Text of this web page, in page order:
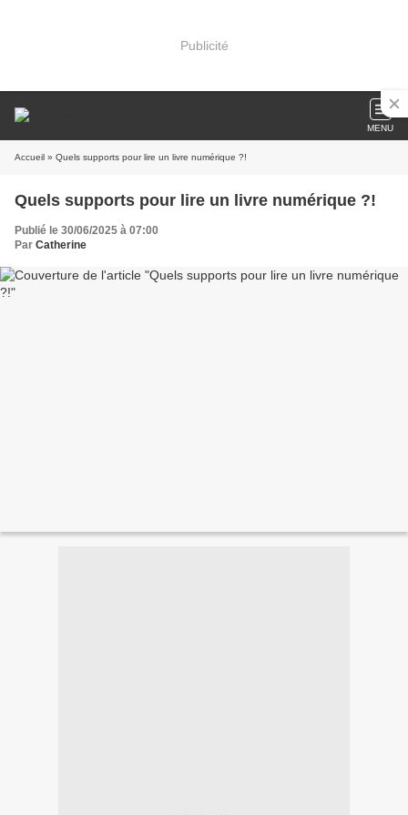
Publicité
MENU
Accueil » Quels supports pour lire un livre numérique ?!
Quels supports pour lire un livre numérique ?!
Publié le 30/06/2025 à 07:00
Par Catherine